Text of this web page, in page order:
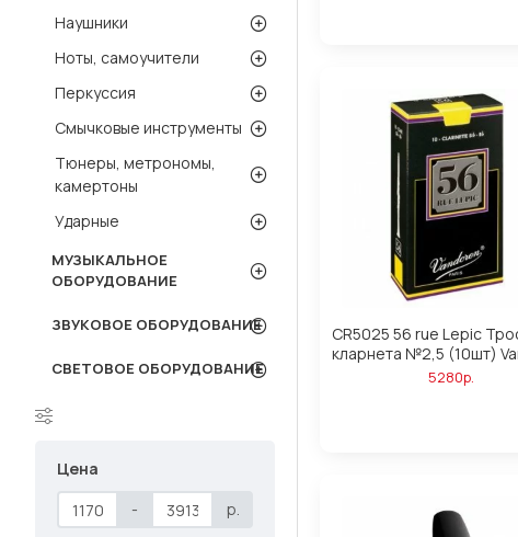
Наушники
Ноты, самоучители
Перкуссия
Смычковые инструменты
Тюнеры, метрономы,
камертоны
Ударные
МУЗЫКАЛЬНОЕ
ОБОРУДОВАНИЕ
ЗВУКОВОЕ ОБОРУДОВАНИЕ
СВЕТОВОЕ ОБОРУДОВАНИЕ
Цена
-
р.
CR5025 56 rue Lepic
кларнета №2,5 (10шт)
5280р.